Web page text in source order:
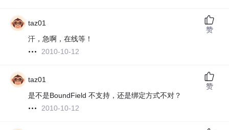
taz01
汗，急啊，在线等！
2010-10-12
赞
taz01
是不是BoundField 不支持，还是绑定方式不对？
2010-10-12
赞